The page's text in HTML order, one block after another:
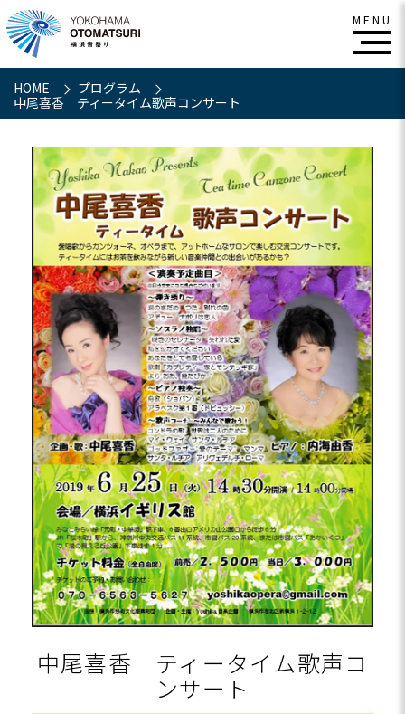
HOME
プログラム
中尾喜香 ティータイム歌声コンサート
中尾喜香 ティータイム歌声コ
ンサート